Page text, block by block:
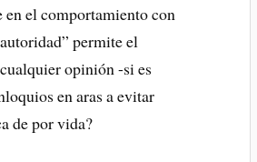
en el comportamiento con
permite el
opinión -si es
en aras a evitar
de por vida?